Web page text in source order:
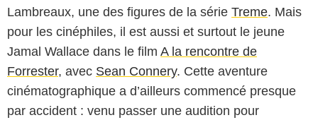
Lambreaux, une des figures de la série Treme. Mais
pour les cinéphiles, il est aussi et surtout le jeune
Jamal Wallace dans le film A la rencontre de
Forrester, avec Sean Connery. Cette aventure
cinématographique a d’ailleurs commencé presque
par accident : venu passer une audition pour